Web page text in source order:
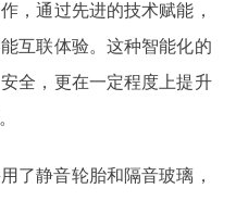
，通过先进的技术赋能，
互联体验。这种智能化的
全，更在一定程度上提升
了静音轮胎和隔音玻璃，